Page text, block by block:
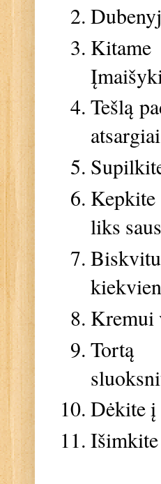
Tešlą
liks
Kremui
Tortą
Dėkite į